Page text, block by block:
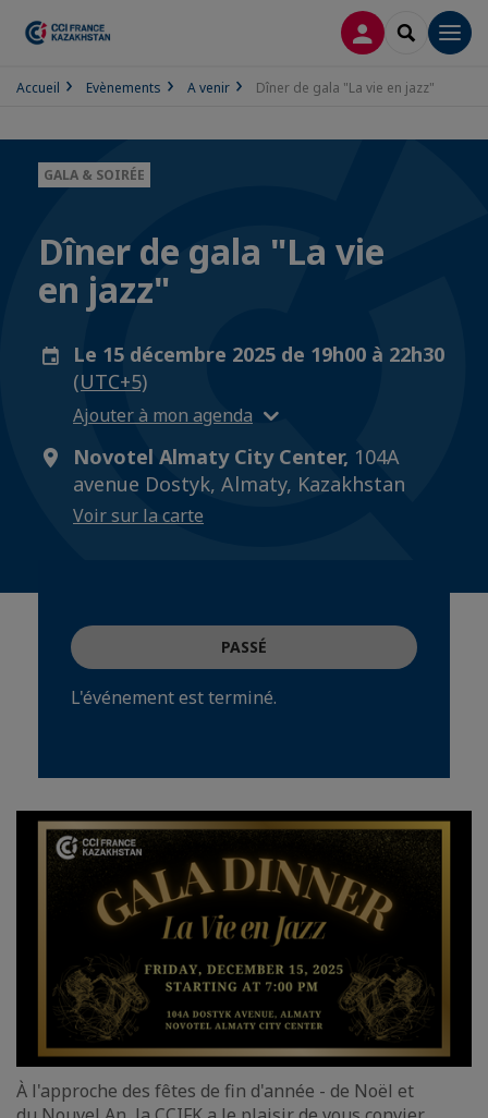
CONNEXION
Accueil Evènements A venir Dîner de gala "La vie en jazz"
GALA & SOIRÉE
Dîner de gala "La vie
en jazz"
Le 15 décembre 2025 de 19h00 à 22h30
(UTC+5)
Ajouter à mon agenda
Novotel Almaty City Center, 104A
avenue Dostyk, Almaty, Kazakhstan
Voir sur la carte
PASSÉ
L'événement est terminé.
À l'approche des fêtes de fin d'année - de Noël et